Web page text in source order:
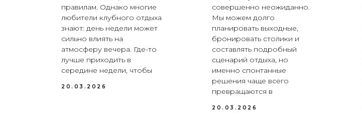
правилам. Однако многие
любители клубного отдыха
знают: день недели может
сильно влиять на
атмосферу вечера. Где-то
лучше приходить в
середине недели, чтобы
20.03.2026
совершенно неожиданно.
Мы можем долго
планировать выходные,
бронировать столики и
составлять подробный
сценарий отдыха, но
именно спонтанные
решения чаще всего
превращаются в
20.03.2026